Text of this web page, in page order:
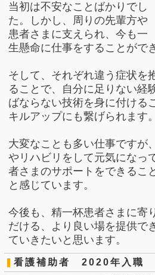
当初は不安なことばかりでし
た。しかし、周りの先輩方や
患者さまに支えられ、今も一
生懸命に仕事をすることがで
そして、それぞれ違う症状を
ることで、自分に足りない経
ばならない技術を身に付ける
キルアップにも繋げられます。
大変なことも多い仕事ですが
やリハビリをして元気になっ
者さまのサポートをできるこ
と感じています。
今後も、精一杯患者さまに寄
だける、より良い場を提供で
ていきたいと思います。
看護補助者 2020年入職